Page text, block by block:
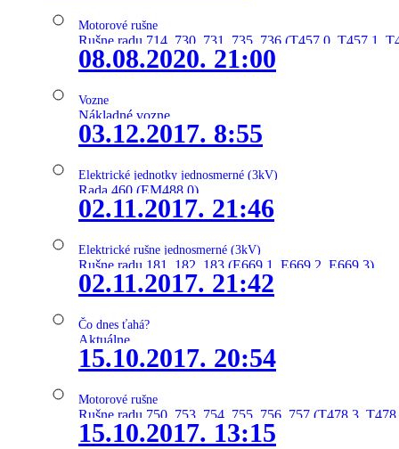
Motorové rušne
Rušne radu 714, 730, 731, 735, 736 (T457.0, T457.1,
08.08.2020. 21:00
Vozne
Nákladné vozne
03.12.2017. 8:55
Elektrické jednotky jednosmerné (3kV)
Rada 460 (EM488.0)
02.11.2017. 21:46
Elektrické rušne jednosmerné (3kV)
Rušne radu 181, 182, 183 (E669.1, E669.2, E669.3)
02.11.2017. 21:42
Čo dnes ťahá?
Aktuálne
15.10.2017. 20:54
Motorové rušne
Rušne radu 750, 753, 754, 755, 756, 757 (T478.3,
15.10.2017. 13:15